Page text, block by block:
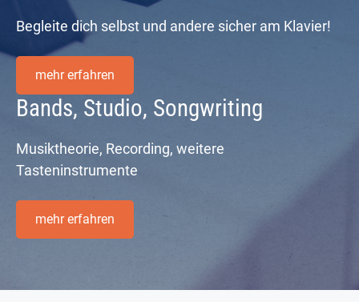
Begleite dich selbst und andere sicher am Klavier!
mehr erfahren
Bands, Studio, Songwriting
Musiktheorie, Recording, weitere
Tasteninstrumente
mehr erfahren